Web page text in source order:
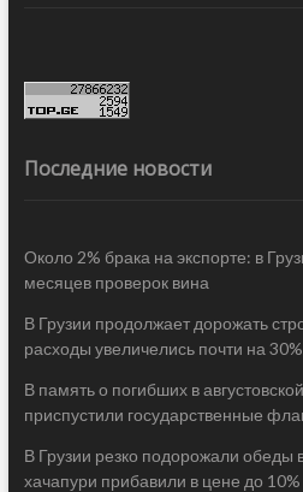
Последние новости
Около 2% брака на экспорте: в
месяцев проверок вина
В Грузии продолжает дорожать
расходы увеличелись почти на 30%
В память о погибших в
приспустили государственные
В Грузии резко подорожали обеды
хачапури прибавили в цене до 10%